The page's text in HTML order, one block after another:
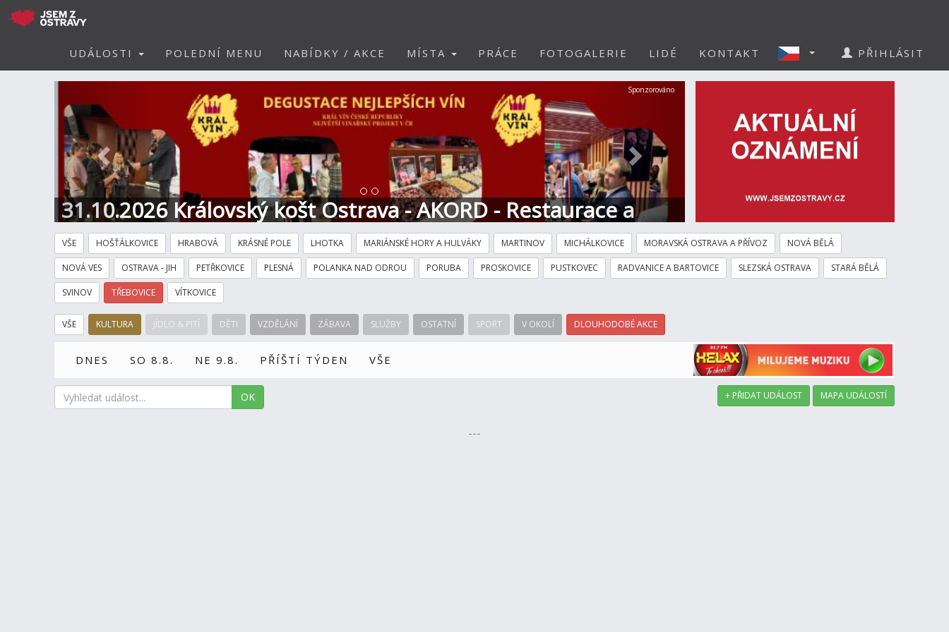
UDÁLOSTI POLEDNÍ MENU NABÍDKY / AKCE MÍSTA PRÁCE FOTOGALERIE LIDÉ KONTAKT PŘIHLÁSIT
31.10.2026 Královský košt Ostrava - AKORD - Restaurace a
Hotel
Další
Sponzorováno
VŠE HOŠŤÁLKOVICE HRABOVÁ KRÁSNÉ POLE LHOTKA MARIÁNSKÉ HORY A HULVÁKY MARTINOV MICHÁLKOVICE MORAVSKÁ OSTRAVA A PŘÍVOZ NOVÁ BĚLÁ
NOVÁ VES OSTRAVA - JIH PETŘKOVICE PLESNÁ POLANKA NAD ODROU PORUBA PROSKOVICE PUSTKOVEC RADVANICE A BARTOVICE SLEZSKÁ OSTRAVA STARÁ BĚLÁ
SVINOV TŘEBOVICE VÍTKOVICE
VŠE KULTURA JÍDLO & PITÍ DĚTI VZDĚLÁNÍ ZÁBAVA SLUŽBY OSTATNÍ SPORT V OKOLÍ DLOUHODOBÉ AKCE
DNES SO 8.8. NE 9.8. PŘÍŠTÍ TÝDEN VŠE
OK + PŘIDAT UDÁLOST MAPA UDÁLOSTÍ
---